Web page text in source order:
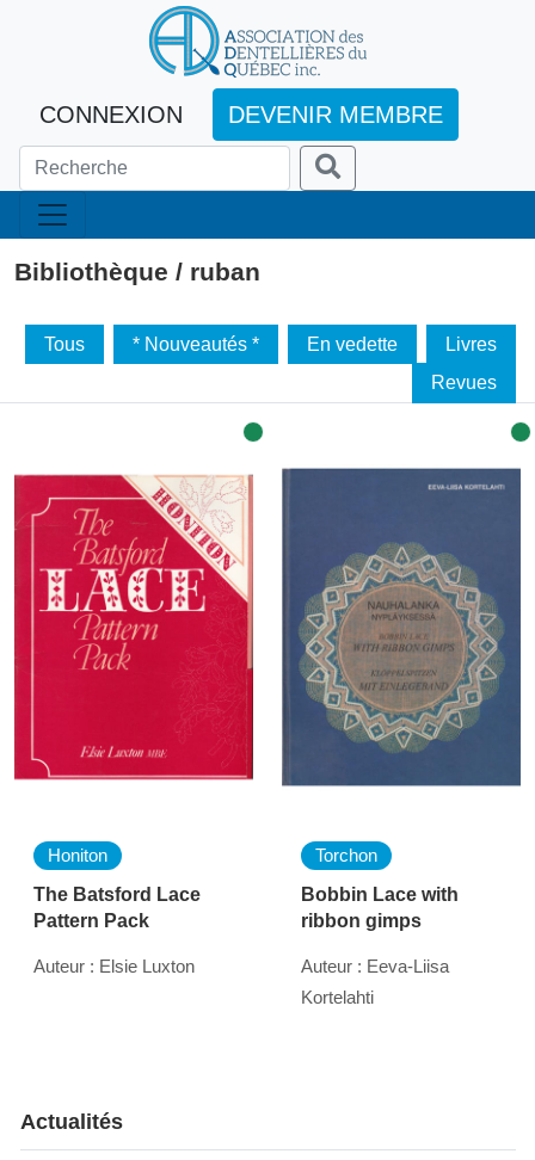
CONNEXION DEVENIR MEMBRE
Bibliothèque / ruban
Tous * Nouveautés * En vedette
Livres
Revues
Honiton
The Batsford Lace
Pattern Pack
Auteur : Elsie Luxton
Torchon
Bobbin Lace with
ribbon gimps
Auteur : Eeva-Liisa
Kortelahti
Actualités